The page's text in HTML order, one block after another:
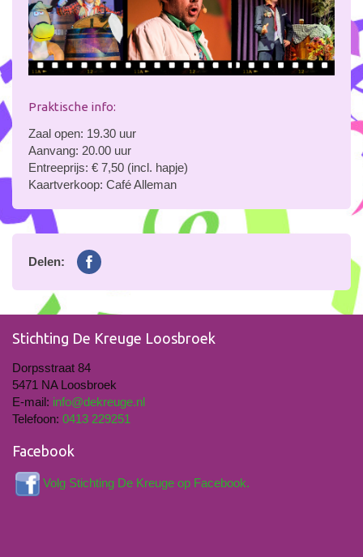
Praktische info:
Zaal open: 19.30 uur
Aanvang: 20.00 uur
Entreeprijs: € 7,50 (incl. hapje)
Kaartverkoop: Café Alleman
Delen:
Stichting De Kreuge Loosbroek
Dorpsstraat 84
5471 NA Loosbroek
E-mail: info@dekreuge.nl
Telefoon: 0413 229251
Facebook
Volg Stichting De Kreuge op Facebook.